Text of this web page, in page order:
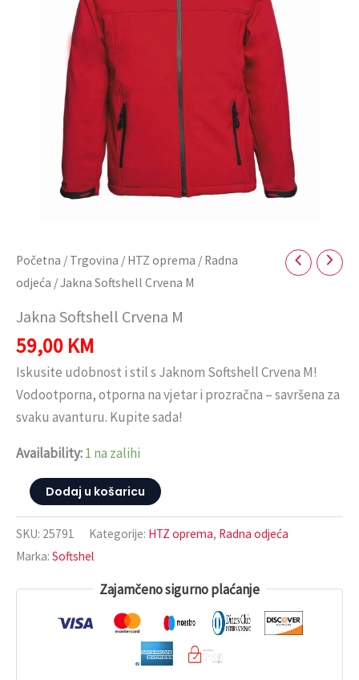
Početna / Trgovina / HTZ oprema / Radna
odjeća / Jakna Softshell Crvena M
Jakna Softshell Crvena M
59,00 KM
Iskusite udobnost i stil s Jaknom Softshell Crvena M!
Vodootporna, otporna na vjetar i prozračna – savršena za
svaku avanturu. Kupite sada!
Availability:1 na zalihi
Dodaj u košaricu
SKU: 25791 Kategorije: HTZ oprema, Radna odjeća
Marka: Softshel
Zajamčeno sigurno plaćanje